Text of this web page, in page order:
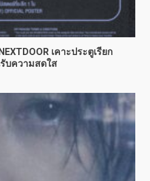
เคาะประตูเรียก
รับความสดใส